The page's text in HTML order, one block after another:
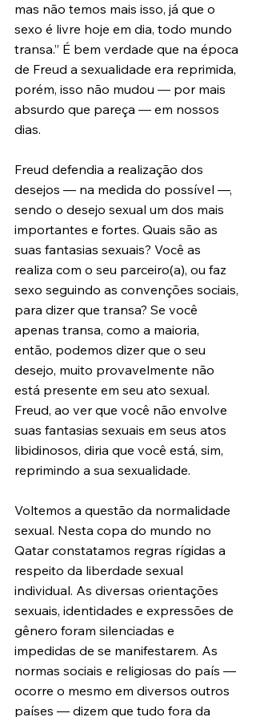
mas não temos mais isso, já que o
sexo é livre hoje em dia, todo mundo
transa.” É bem verdade que na época
de Freud a sexualidade era reprimida,
porém, isso não mudou — por mais
absurdo que pareça — em nossos
dias.
Freud defendia a realização dos
desejos — na medida do possível —,
sendo o desejo sexual um dos mais
importantes e fortes. Quais são as
suas fantasias sexuais? Você as
realiza com o seu parceiro(a), ou faz
sexo seguindo as convenções sociais,
para dizer que transa? Se você
apenas transa, como a maioria,
então, podemos dizer que o seu
desejo, muito provavelmente não
está presente em seu ato sexual.
Freud, ao ver que você não envolve
suas fantasias sexuais em seus atos
libidinosos, diria que você está, sim,
reprimindo a sua sexualidade.
Voltemos a questão da normalidade
sexual. Nesta copa do mundo no
Qatar constatamos regras rígidas a
respeito da liberdade sexual
individual. As diversas orientações
sexuais, identidades e expressões de
gênero foram silenciadas e
impedidas de se manifestarem. As
normas sociais e religiosas do país —
ocorre o mesmo em diversos outros
países — dizem que tudo fora da